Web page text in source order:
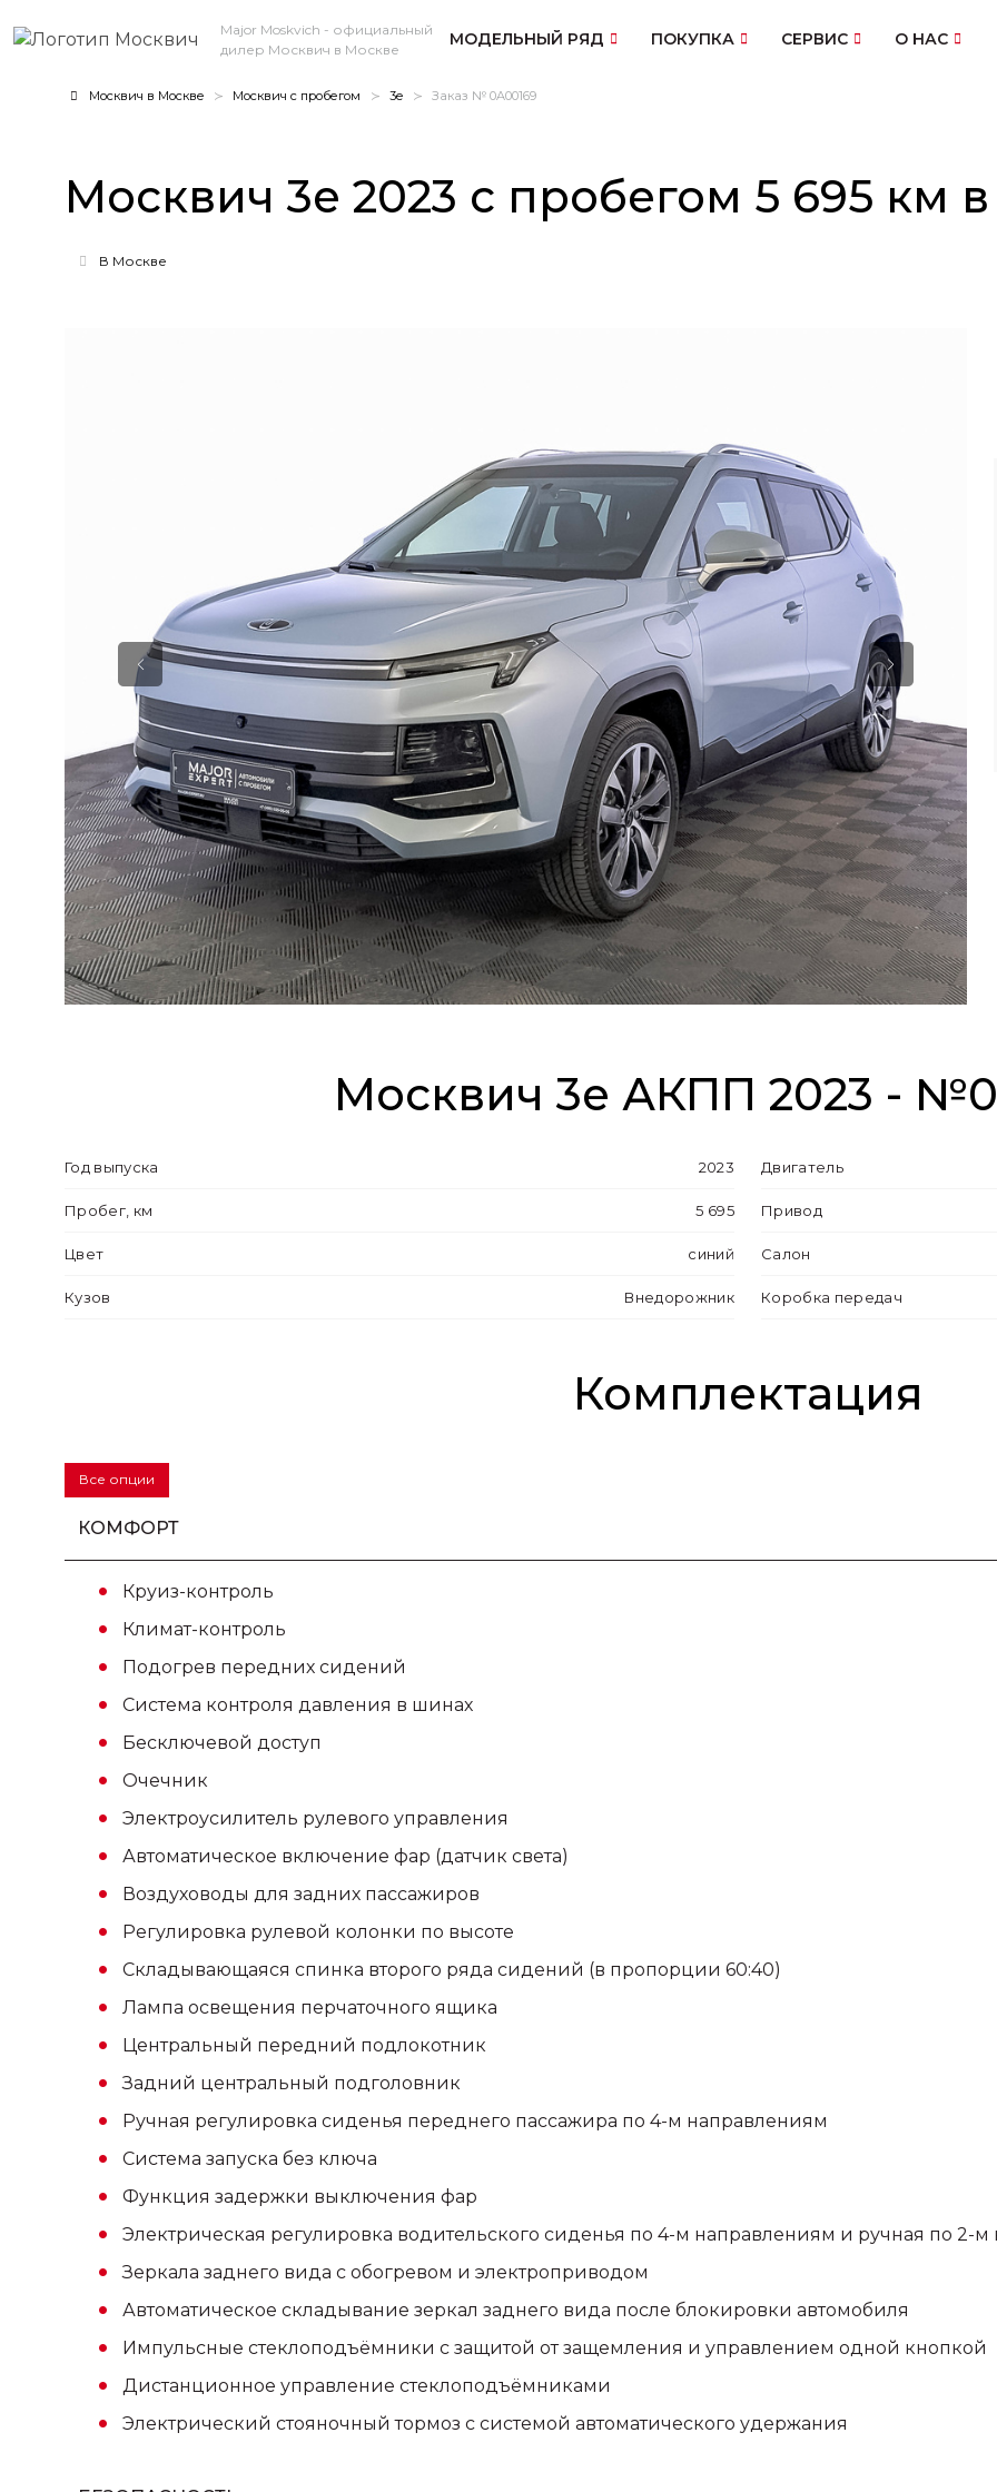
Major Moskvich - официальный
дилер Москвич в Москве
МОДЕЛЬНЫЙ РЯД ПОКУПКА СЕРВИС О НАС
Москвич в Москве Москвич с пробегом 3e Заказ № 0A00169
Москвич 3e 2023 с пробегом 5 695 км
В Москве
Москвич 3e АКПП 2023 -
Год выпуска 2023
Пробег, км 5 695
Цвет синий
Кузов Внедорожник
Двигатель
Привод
Салон
Коробка передач
Комплектация
Все опции
КОМФОРТ
Круиз-контроль
Климат-контроль
Подогрев передних сидений
Система контроля давления в шинах
Бесключевой доступ
Очечник
Электроусилитель рулевого управления
Автоматическое включение фар (датчик света)
Воздуховоды для задних пассажиров
Регулировка рулевой колонки по высоте
Складывающаяся спинка второго ряда сидений (в пропорции 60:40)
Лампа освещения перчаточного ящика
Центральный передний подлокотник
Задний центральный подголовник
Ручная регулировка сиденья переднего пассажира по 4-м направлениям
Система запуска без ключа
Функция задержки выключения фар
Электрическая регулировка водительского сиденья по 4-м направлениям и ручная по 2-
Зеркала заднего вида с обогревом и электроприводом
Автоматическое складывание зеркал заднего вида после блокировки автомобиля
Импульсные стеклоподъёмники с защитой от защемления и управлением одной кнопкой
Дистанционное управление стеклоподъёмниками
Электрический стояночный тормоз с системой автоматического удержания